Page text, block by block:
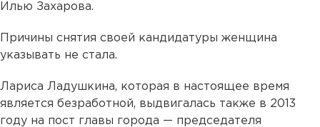
Илью Захарова.
Причины снятия своей кандидатуры женщина
указывать не стала.
Лариса Ладушкина, которая в настоящее время
является безработной, выдвигалась также в 2013
году на пост главы города — председателя